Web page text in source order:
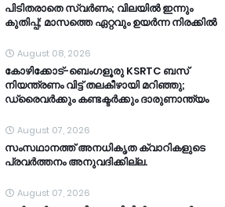
പിടിതരാതെ സ്വർണം; വിലയിൽ ഇന്നും
കുതിപ്പ്; മാസത്തെ ഏറ്റവും ഉയർന്ന നിരക്കിൽ
August 08, 2026
കോഴിക്കോട്-ബെംഗളൂരു KSRTC ബസ്
നിയന്ത്രണം വിട്ട് തലകീഴായി മറിഞ്ഞു;
ഡ്രൈവർക്കും കണ്ടക്ടർക്കും ദാരുണാന്ത്യം
August 07, 2026
സംസഥാനത്ത് അനധികൃത ക്വാറികളുടെ
പ്രവര്‍ത്തനം അനുവദിക്കില്ല.
August 07, 2026